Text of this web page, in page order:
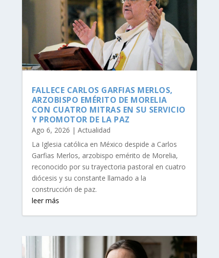
FALLECE CARLOS GARFIAS MERLOS,
ARZOBISPO EMÉRITO DE MORELIA
CON CUATRO MITRAS EN SU SERVICIO
Y PROMOTOR DE LA PAZ
Ago 6, 2026 | Actualidad
La Iglesia católica en México despide a Carlos
Garfias Merlos, arzobispo emérito de Morelia,
reconocido por su trayectoria pastoral en cuatro
diócesis y su constante llamado a la
construcción de paz.
leer más